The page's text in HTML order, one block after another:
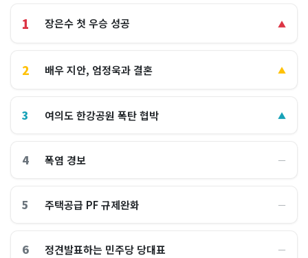
1 장은수 첫 우승 성공 ▲
2 배우 지안, 엄정욱과 결혼 ▲
3 여의도 한강공원 폭탄 협박 ▲
4 폭염 경보 ―
5 주택공급 PF 규제완화 ―
6 정견발표하는 민주당 당대표 ―